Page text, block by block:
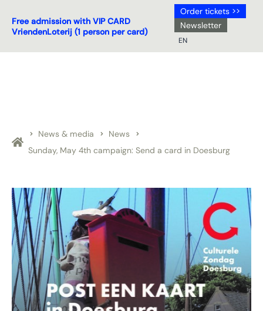
Free admission with VIP CARD
VriendenLoterij (1 person per card)
Order tickets >>
Newsletter
EN
News & media
News
Sunday, May 4th campaign: Send a card in Doesburg